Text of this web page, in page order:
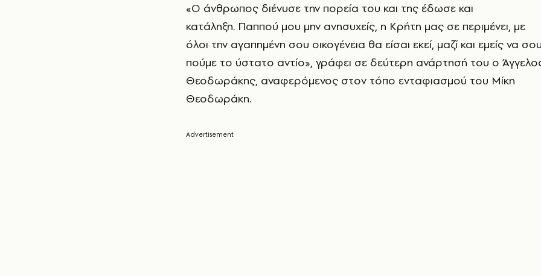
«Ο άνθρωπος διένυσε την πορεία του και της έδωσε και
κατάληξη. Παππού μου μην ανησυχείς, η Κρήτη μας σε περιμένει, με
όλοι την αγαπημένη σου οικογένεια θα είσαι εκεί, μαζί και εμείς να
πούμε το ύστατο αντίο», γράφει σε δεύτερη ανάρτησή του ο
Θεοδωράκης, αναφερόμενος στον τόπο ενταφιασμού του Μίκη
Θεοδωράκη.